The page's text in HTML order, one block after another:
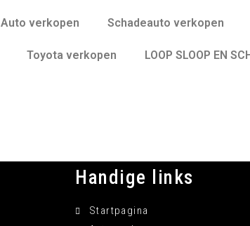
Auto verkopen Schadeauto verkopen
Toyota verkopen LOOP SLOOP EN
Handige links
Startpagina